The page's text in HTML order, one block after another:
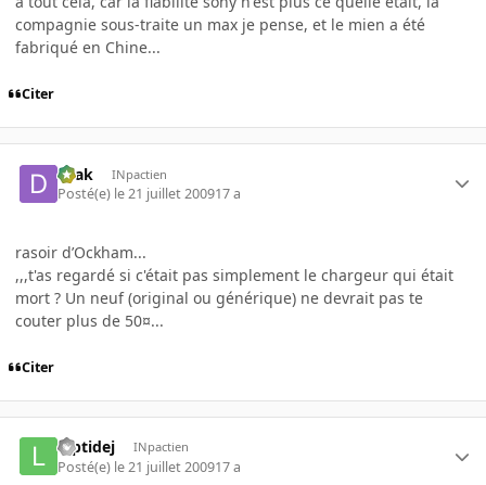
compagnie sous-traite un max je pense, et le mien a été
fabriqué en Chine...
Citer
Drak INpactien
Posté(e) le 21 juillet 200917 a
rasoir d’Ockham...
,,,t'as regardé si c'était pas simplement le chargeur qui était
mort ? Un neuf (original ou générique) ne devrait pas te
couter plus de 50¤...
Citer
luptidej INpactien
Posté(e) le 21 juillet 200917 a